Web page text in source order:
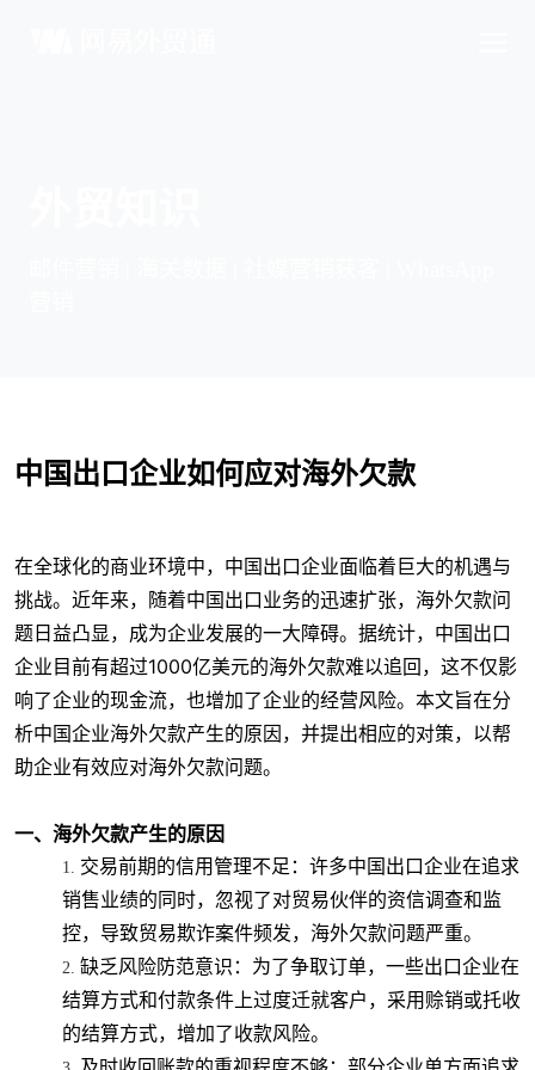
中国出口企业如何应对海外欠款
在全球化的商业环境中，中国出口企业面临着巨大的机遇与
挑战。近年来，随着中国出口业务的迅速扩张，海外欠款问
题日益凸显，成为企业发展的一大障碍。据统计，中国出口
企业目前有超过1000亿美元的海外欠款难以追回，这不仅影
响了企业的现金流，也增加了企业的经营风险。本文旨在分
析中国企业海外欠款产生的原因，并提出相应的对策，以帮
助企业有效应对海外欠款问题。
一、海外欠款产生的原因
交易前期的信用管理不足 ：许多中国出口企业在追求
销售业绩的同时，忽视了对贸易伙伴的资信调查和监
控，导致贸易欺诈案件频发，海外欠款问题严重。
缺乏风险防范意识 ：为了争取订单，一些出口企业在
结算方式和付款条件上过度迁就客户，采用赊销或托收
的结算方式，增加了收款风险。